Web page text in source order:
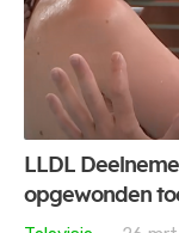
LLDL
opgewonden